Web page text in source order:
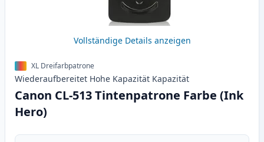
Vollständige Details anzeigen
XL Dreifarbpatrone
Wiederaufbereitet Hohe Kapazität Kapazität
Canon CL-513 Tintenpatrone Farbe (Ink
Hero)